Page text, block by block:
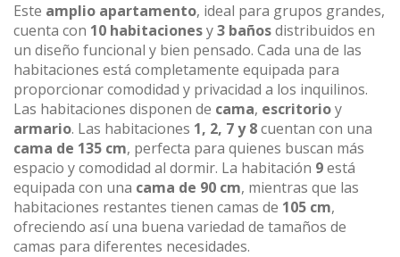
Este amplio apartamento, ideal para grupos grandes,
cuenta con 10 habitacionesy3 bañosdistribuidos en
un diseño funcional y bien pensado. Cada una de las
habitaciones está completamente equipada para
proporcionar comodidad y privacidad a los inquilinos.
Las habitaciones disponen de cama, escritorioy
armario. Las habitaciones 1, 2, 7 y 8cuentan con una
cama de 135 cm, perfecta para quienes buscan más
espacio y comodidad al dormir. La habitación 9está
equipada con una cama de 90 cm, mientras que las
habitaciones restantes tienen camas de 105 cm,
ofreciendo así una buena variedad de tamaños de
camas para diferentes necesidades.